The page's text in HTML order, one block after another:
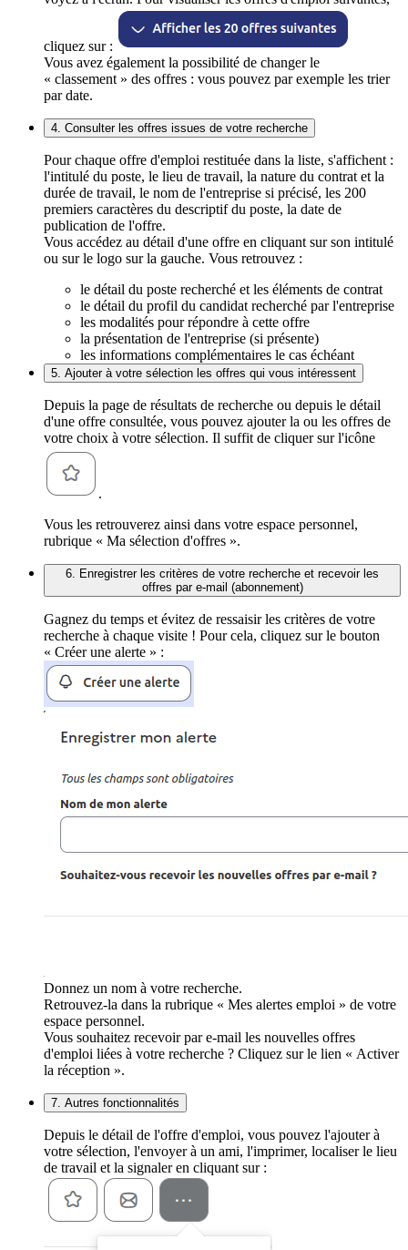
cliquez sur :
Vous avez également la possibilité de changer le
« classement » des offres : vous pouvez par exemple les trier
par date.
4. Consulter les offres issues de votre recherche
Pour chaque offre d'emploi restituée dans la liste, s'affichent :
l'intitulé du poste, le lieu de travail, la nature du contrat et la
durée de travail, le nom de l'entreprise si précisé, les 200
premiers caractères du descriptif du poste, la date de
publication de l'offre.
Vous accédez au détail d'une offre en cliquant sur son intitulé
ou sur le logo sur la gauche. Vous retrouvez :
le détail du poste recherché et les éléments de contrat
le détail du profil du candidat recherché par l'entreprise
les modalités pour répondre à cette offre
la présentation de l'entreprise (si présente)
les informations complémentaires le cas échéant
5. Ajouter à votre sélection les offres qui vous intéressent
Depuis la page de résultats de recherche ou depuis le détail
d'une offre consultée, vous pouvez ajouter la ou les offres de
votre choix à votre sélection. Il suffit de cliquer sur l'icône
.
Vous les retrouverez ainsi dans votre espace personnel,
rubrique « Ma sélection d'offres ».
6. Enregistrer les critères de votre recherche et recevoir les
offres par e-mail (abonnement)
Gagnez du temps et évitez de ressaisir les critères de votre
recherche à chaque visite ! Pour cela, cliquez sur le bouton
« Créer une alerte » :
Donnez un nom à votre recherche.
Retrouvez-la dans la rubrique « Mes alertes emploi » de votre
espace personnel.
Vous souhaitez recevoir par e-mail les nouvelles offres
d'emploi liées à votre recherche ? Cliquez sur le lien « Activer
la réception ».
7. Autres fonctionnalités
Depuis le détail de l'offre d'emploi, vous pouvez l'ajouter à
votre sélection, l'envoyer à un ami, l'imprimer, localiser le lieu
de travail et la signaler en cliquant sur :